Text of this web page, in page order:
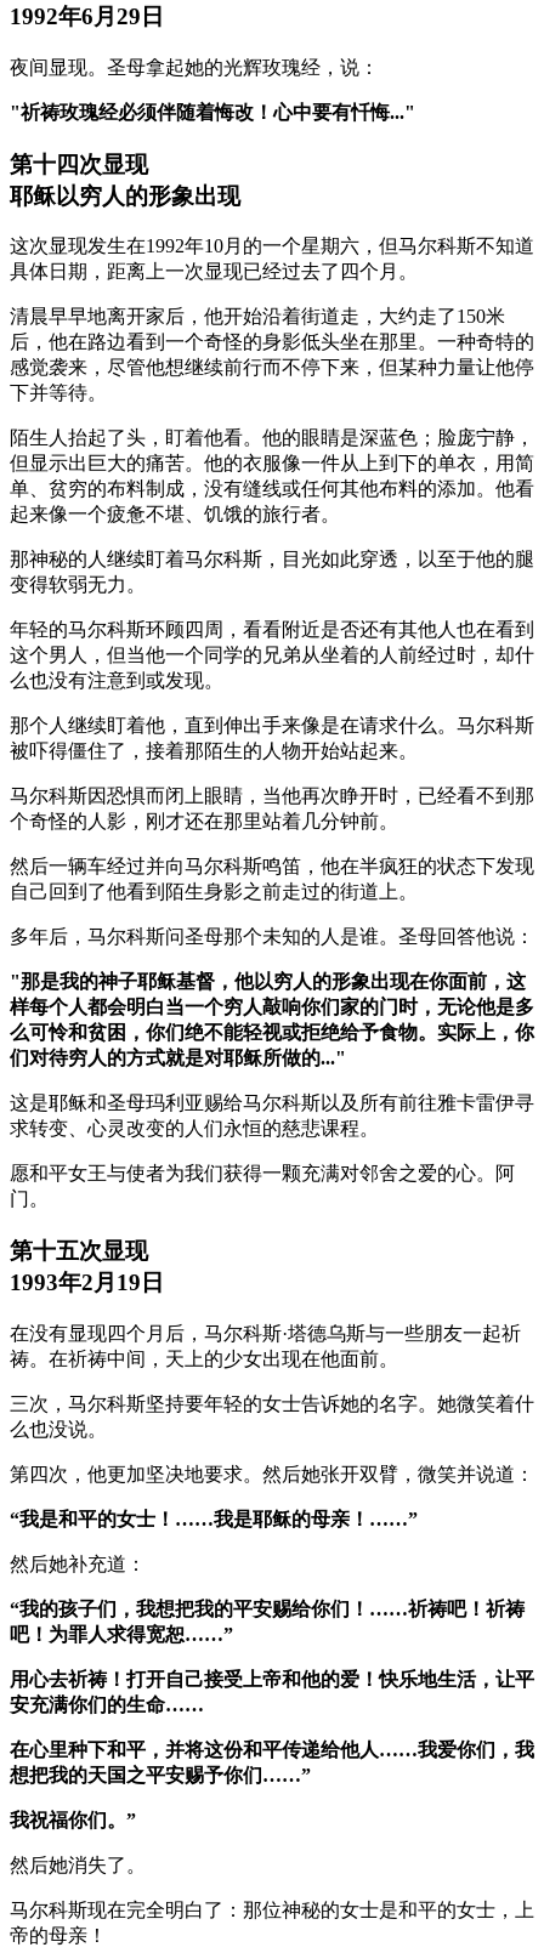
1992年6月29日
夜间显现。圣母拿起她的光辉玫瑰经，说：
"祈祷玫瑰经必须伴随着悔改！心中要有忏悔..."
第十四次显现
耶稣以穷人的形象出现
这次显现发生在1992年10月的一个星期六，但马尔科斯不知道
具体日期，距离上一次显现已经过去了四个月。
清晨早早地离开家后，他开始沿着街道走，大约走了150米
后，他在路边看到一个奇怪的身影低头坐在那里。一种奇特的
感觉袭来，尽管他想继续前行而不停下来，但某种力量让他停
下并等待。
陌生人抬起了头，盯着他看。他的眼睛是深蓝色；脸庞宁静，
但显示出巨大的痛苦。他的衣服像一件从上到下的单衣，用简
单、贫穷的布料制成，没有缝线或任何其他布料的添加。他看
起来像一个疲惫不堪、饥饿的旅行者。
那神秘的人继续盯着马尔科斯，目光如此穿透，以至于他的腿
变得软弱无力。
年轻的马尔科斯环顾四周，看看附近是否还有其他人也在看到
这个男人，但当他一个同学的兄弟从坐着的人前经过时，却什
么也没有注意到或发现。
那个人继续盯着他，直到伸出手来像是在请求什么。马尔科斯
被吓得僵住了，接着那陌生的人物开始站起来。
马尔科斯因恐惧而闭上眼睛，当他再次睁开时，已经看不到那
个奇怪的人影，刚才还在那里站着几分钟前。
然后一辆车经过并向马尔科斯鸣笛，他在半疯狂的状态下发现
自己回到了他看到陌生身影之前走过的街道上。
多年后，马尔科斯问圣母那个未知的人是谁。圣母回答他说：
"那是我的神子耶稣基督，他以穷人的形象出现在你面前，这
样每个人都会明白当一个穷人敲响你们家的门时，无论他是多
么可怜和贫困，你们绝不能轻视或拒绝给予食物。实际上，你
们对待穷人的方式就是对耶稣所做的..."
这是耶稣和圣母玛利亚赐给马尔科斯以及所有前往雅卡雷伊寻
求转变、心灵改变的人们永恒的慈悲课程。
愿和平女王与使者为我们获得一颗充满对邻舍之爱的心。阿
门。
第十五次显现
1993年2月19日
在没有显现四个月后，马尔科斯·塔德乌斯与一些朋友一起祈
祷。在祈祷中间，天上的少女出现在他面前。
三次，马尔科斯坚持要年轻的女士告诉她的名字。她微笑着什
么也没说。
第四次，他更加坚决地要求。然后她张开双臂，微笑并说道：
“我是和平的女士！……我是耶稣的母亲！……”
然后她补充道：
“我的孩子们，我想把我的平安赐给你们！……祈祷吧！祈祷
吧！为罪人求得宽恕……”
用心去祈祷！打开自己接受上帝和他的爱！快乐地生活，让平
安充满你们的生命……
在心里种下和平，并将这份和平传递给他人……我爱你们，我
想把我的天国之平安赐予你们……”
我祝福你们。”
然后她消失了。
马尔科斯现在完全明白了：那位神秘的女士是和平的女士，上
帝的母亲！